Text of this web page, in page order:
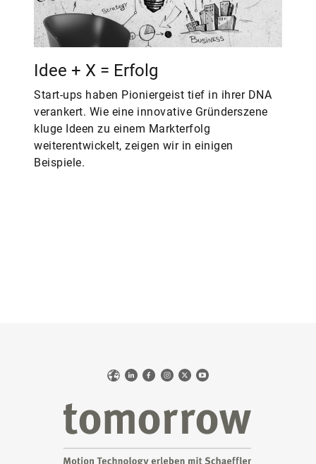
Idee + X = Erfolg
Start-ups haben Pioniergeist tief in ihrer DNA
verankert. Wie eine innovative Gründerszene
kluge Ideen zu einem Markterfolg
weiterentwickelt, zeigen wir in einigen
Beispiele.
WebLinkedIn
Facebook
Instagram
X YouTube